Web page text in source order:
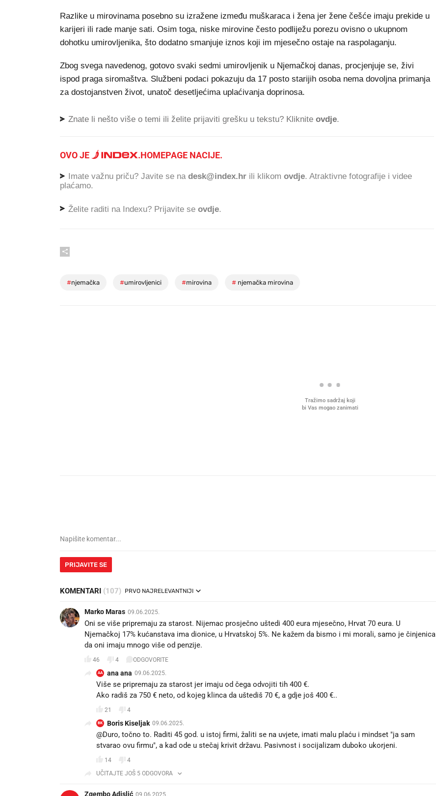
Razlike u mirovinama posebno su izražene između muškaraca i žena jer žene češće imaju prekide u
karijeri ili rade manje sati. Osim toga, niske mirovine često podliježu porezu ovisno o ukupnom
dohotku umirovljenika, što dodatno smanjuje iznos koji im mjesečno ostaje na raspolaganju.
Zbog svega navedenog, gotovo svaki sedmi umirovljenik u Njemačkoj danas, procjenjuje se, živi
ispod praga siromaštva. Službeni podaci pokazuju da 17 posto starijih osoba nema dovoljna primanja
za dostojanstven život, unatoč desetljećima uplaćivanja doprinosa.
Znate li nešto više o temi ili želite prijaviti grešku u tekstu? Kliknite ovdje.
OVO JE .HOMEPAGE NACIJE.
Imate važnu priču? Javite se na desk@index.hr ili klikom ovdje. Atraktivne fotografije i videe
plaćamo.
Želite raditi na Indexu? Prijavite se ovdje.
#njemačka #umirovljenici #mirovina # njemačka mirovina
Tražimo sadržaj koji
bi Vas mogao zanimati
PRIJAVITE SE
KOMENTARI (107) PRVO NAJRELEVANTNIJI
Marko Maras 09.06.2025.
Oni se više pripremaju za starost. Nijemac prosječno uštedi 400 eura mjesečno, Hrvat 70 eura. U
Njemačkoj 17% kućanstava ima dionice, u Hrvatskoj 5%. Ne kažem da bismo i mi morali, samo je činjenica
da oni imaju mnogo više od penzije.
46 4 ODGOVORITE
AA ana ana 09.06.2025.
Više se pripremaju za starost jer imaju od čega odvojiti tih 400 €.
Ako radiš za 750 € neto, od kojeg klinca da uštediš 70 €, a gdje još 400 €..
21 4
BK Boris Kiseljak 09.06.2025.
@Duro, točno to. Raditi 45 god. u istoj firmi, žaliti se na uvjete, imati malu plaću i mindset "ja sam
stvarao ovu firmu", a kad ode u stečaj krivit državu. Pasivnost i socijalizam duboko ukorjeni.
14
4
UČITAJTE JOŠ 5 ODGOVORA
Zgembo Adislić 09.06.2025.